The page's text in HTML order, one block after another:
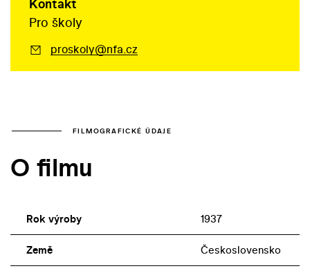
Kontakt
Pro školy
proskoly@nfa.cz
FILMOGRAFICKÉ ÚDAJE
O filmu
Rok výroby 1937
Země Československo